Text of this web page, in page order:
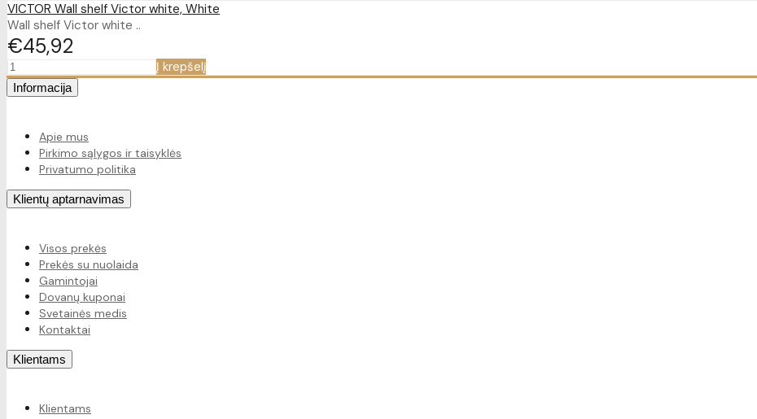
VICTOR Wall shelf Victor white, White
Wall shelf Victor white ..
€45 92
Į krepšelį
Informacija
Apie mus
Pirkimo sąlygos ir taisyklės
Privatumo politika
Klientų aptarnavimas
Visos prekės
Prekės su nuolaida
Gamintojai
Dovanų kuponai
Svetainės medis
Kontaktai
Klientams
Klientams